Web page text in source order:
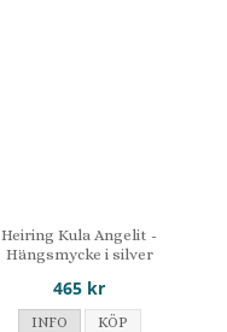
Heiring Kula Angelit -
Hängsmycke i silver
465 kr
INFO KÖP